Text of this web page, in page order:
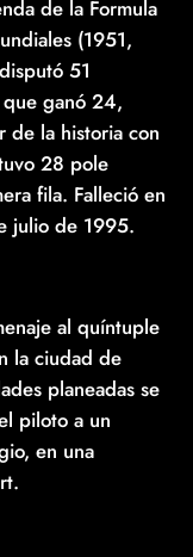
de la Formula
(1951,
51
ganó 24,
de la historia con
28 pole
fila. Falleció en
julio de 1995.
al quíntuple
la ciudad de
planeadas se
piloto a un
en una